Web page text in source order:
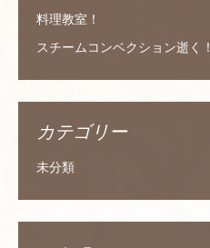
料理教室！
スチームコンベクション逝く！
カテゴリー
未分類